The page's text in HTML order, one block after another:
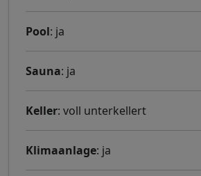
Pool: ja
Sauna: ja
Keller: voll unterkellert
Klimaanlage: ja